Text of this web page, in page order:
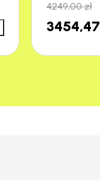
4249,00zł
3454,47